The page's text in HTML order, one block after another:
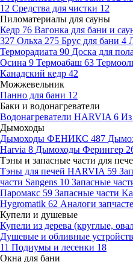
12 Средства для чистки 12
Пиломатериалы для сауны
Кедр 76 Вагонка для бани и
327 Ольха 275 Брус для бани 4
Терморадиата 90 Доска для
Осина 9 Термоабаш 63
Канадский кедр 42
Можжевельник
Панно для бани 12
Баки и водонагреватели
Водонагреватели HARVIA 6 Из
Дымоходы
Дымоходы ФЕНИКС 487
Harvia 8 Дымоходы Ферингер
Тэны и запасные части для
Тэны для печей HARVIA 59
части Sangens 10 Запасные
Паромакс 59 Запасные части
Hygromatik 62 Аналоги
Купели и душевые
Купели из дерева (круглые,
Душевые и обливные
11 Подиумы и лесенки 18
Окна для бани